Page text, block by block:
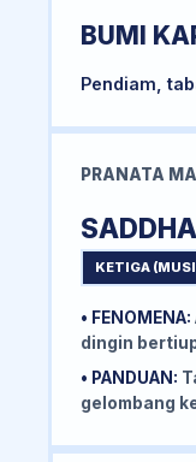
BUMI
Pendiam,
PRANATA
SADDHA
KETIGA
• FENOMENA:
dingin
• PANDUAN:
gelombang